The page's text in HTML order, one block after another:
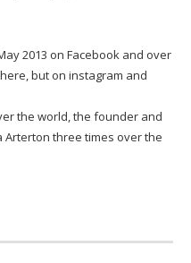
2013 on Facebook and over
but on instagram and
the world, the founder and
Arterton three times over the